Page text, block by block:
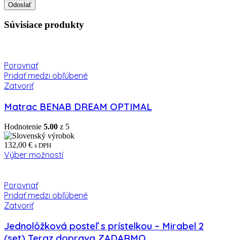
Súvisiace produkty
Porovnať
Pridať medzi obľúbené
Zatvoriť
Matrac BENAB DREAM OPTIMAL
Hodnotenie 5.00 z 5
132,00 € s DPH
Výber možností
Porovnať
Pridať medzi obľúbené
Zatvoriť
Jednolôžková posteľ s prístelkou – Mirabel 2